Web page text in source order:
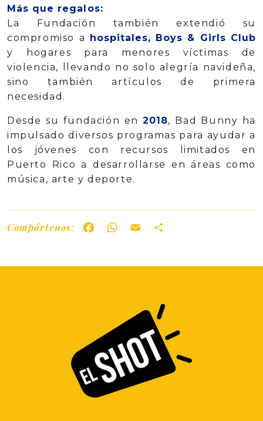
Más que regalos:
La Fundación también extendió su
compromiso a hospitales, Boys & Girls Club
y hogares para menores víctimas de
violencia, llevando no solo alegría navideña,
sino también artículos de primera
necesidad.
Desde su fundación en2018, Bad Bunny ha
impulsado diversos programas para ayudar a
los jóvenes con recursos limitados en
Puerto Rico a desarrollarse en áreas como
música, arte y deporte.
Compártenos: FacebookWhatsApp
Email